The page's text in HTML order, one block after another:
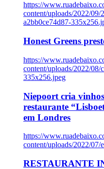
https://
content/uploads/2022/
a2bb0ce74d87-
Honest Greens
https://
content/uploads/2022/08/
335x256.jpeg
Niepoort cria
restaurante
em Londres
https://
content/uploads/2022/07/
RESTAURANTE